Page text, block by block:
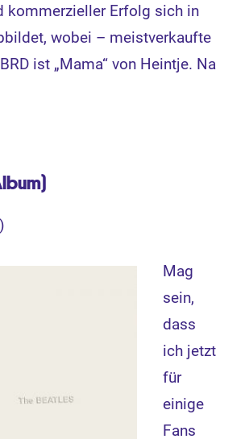
kommerzieller Erfolg sich in
wobei – meistverkaufte
ist „Mama“ von Heintje. Na
Mag
sein,
dass
ich jetzt
für
einige
Fans